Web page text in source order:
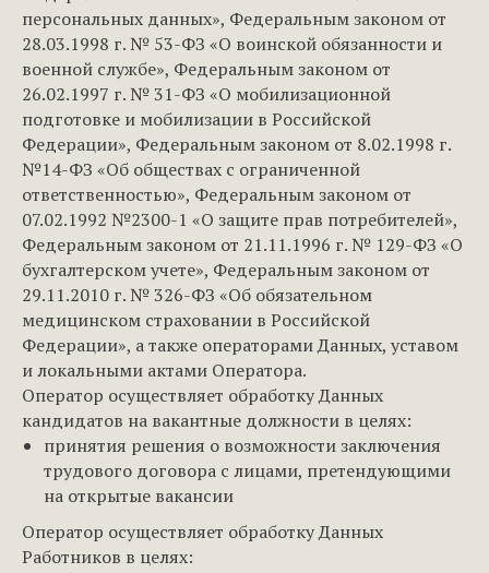
персональных данных», Федеральным законом от
28.03.1998 г. № 53-ФЗ «О воинской обязанности и
военной службе», Федеральным законом от
26.02.1997 г. № 31-ФЗ «О мобилизационной
подготовке и мобилизации в Российской
Федерации», Федеральным законом от 8.02.1998 г.
№14-ФЗ «Об обществах с ограниченной
ответственностью», Федеральным законом от
07.02.1992 №2300-1 «О защите прав потребителей»,
Федеральным законом от 21.11.1996 г. № 129-ФЗ «О
бухгалтерском учете», Федеральным законом от
29.11.2010 г. № 326-ФЗ «Об обязательном
медицинском страховании в Российской
Федерации», а также операторами Данных, уставом
и локальными актами Оператора.
Оператор осуществляет обработку Данных
кандидатов на вакантные должности в целях:
принятия решения о возможности заключения
трудового договора с лицами, претендующими
на открытые вакансии
Оператор осуществляет обработку Данных
Работников в целях: